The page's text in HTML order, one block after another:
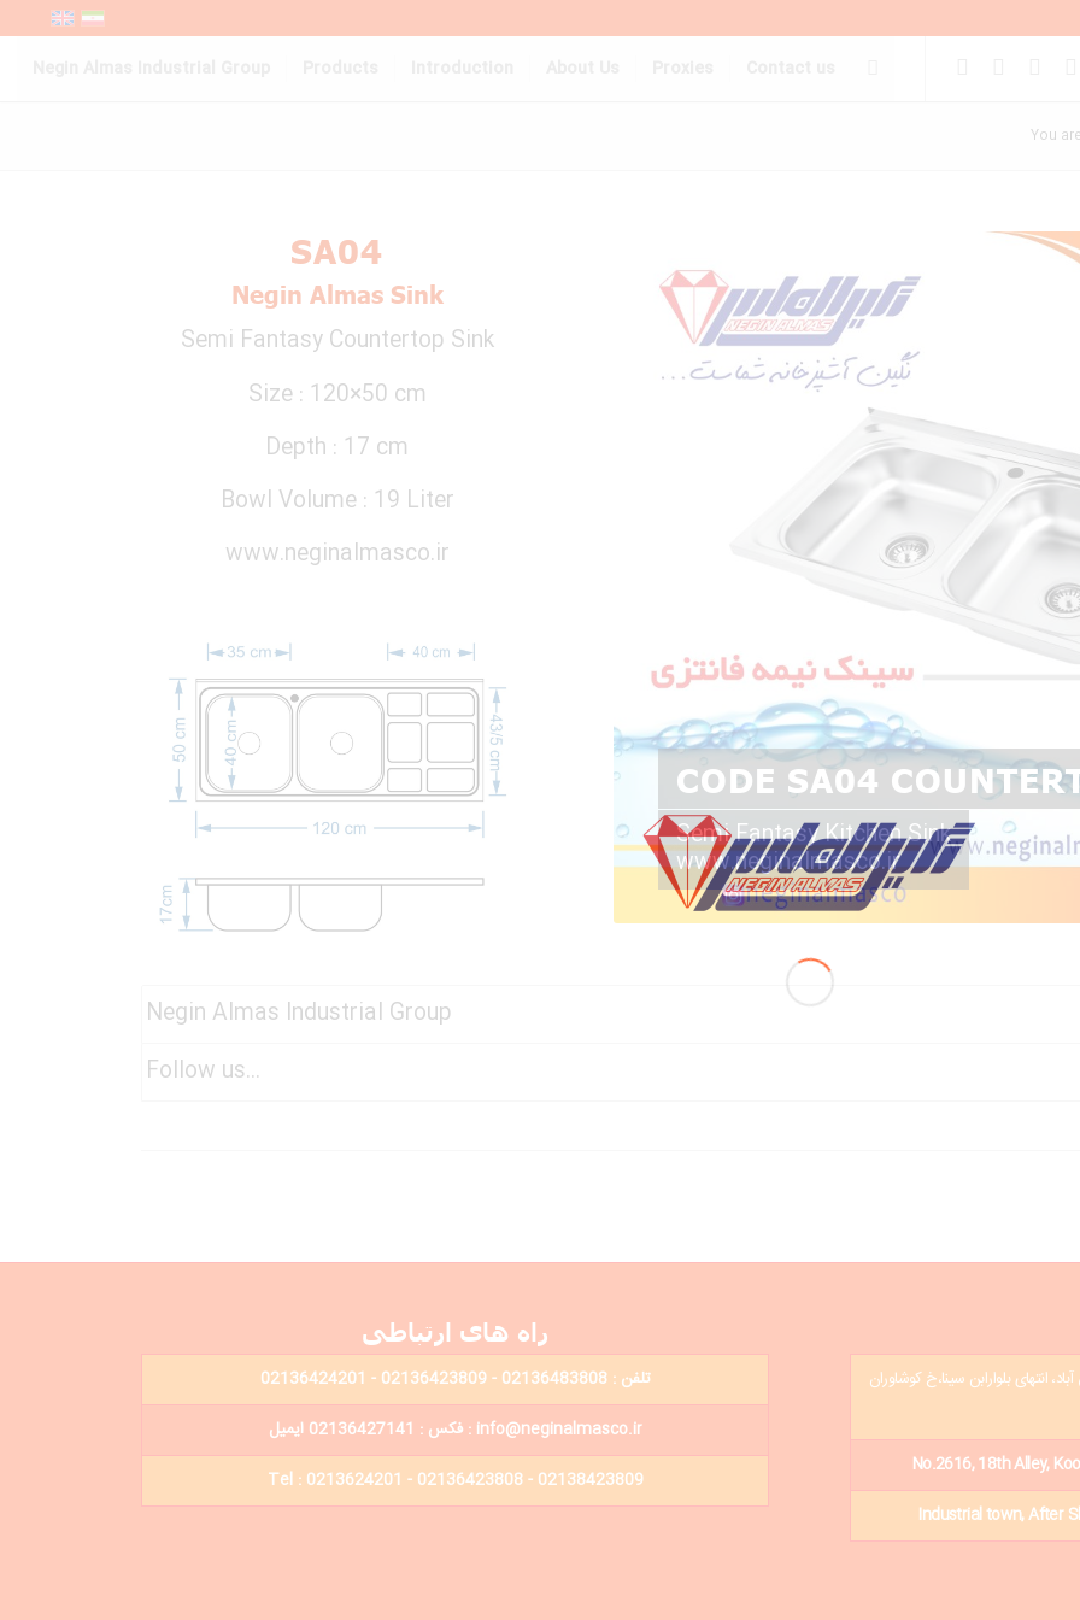
You
CODE SA04
Semi Fantasy Kitchen Sink
www.neginalmasco.ir
SA04
Negin Almas Sink
Semi Fantasy Countertop Sink
Size : 120×50 cm
Depth : 17 cm
Bowl Volume : 19 Liter
www.neginalmasco.ir
Negin Almas Industrial Group
Follow us...
انتهای بلوارابن سینا،خ کوشاوران
No.2616, 18th Alley,
Industrial town, After
راه های ارتباطی
تلفن : 02136483808 - 02136423809 - 02136424201
فکس : 02136427141 ایمیل : info@neginalmasco.ir
Tel : 0213624201 - 02136423808 - 02138423809